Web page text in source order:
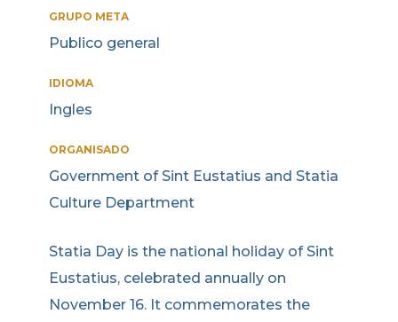
GRUPO META
Publico general
IDIOMA
Ingles
ORGANISADO
Government of Sint Eustatius and Statia
Culture Department
Statia Day is the national holiday of Sint
Eustatius, celebrated annually on
November 16. It commemorates the